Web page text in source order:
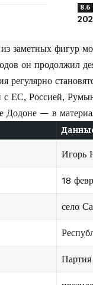
заметных фигур
он продолжил
регулярно
ЕС, Россией,
Додоне — в
Игорь
18
село